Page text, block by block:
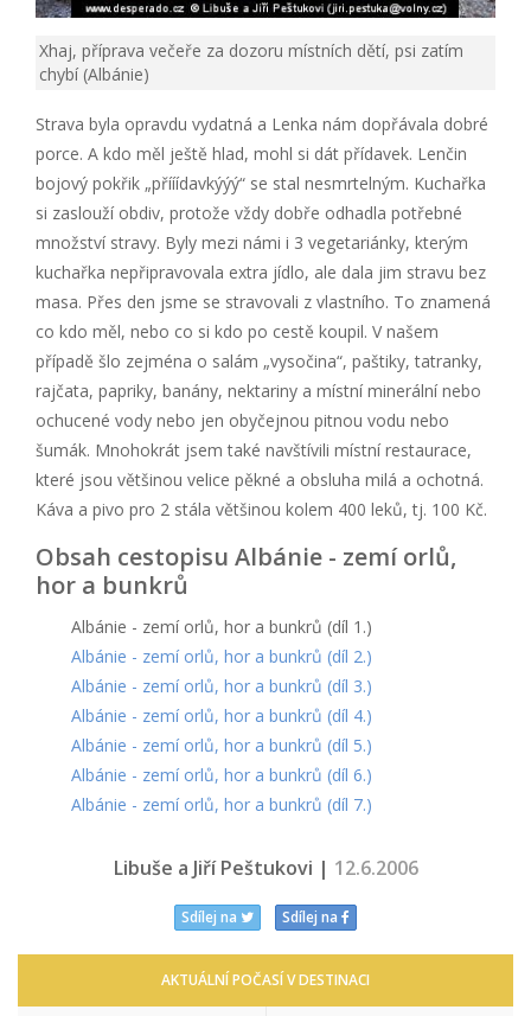
Xhaj, příprava večeře za dozoru místních dětí, psi zatím
chybí (Albánie)
Strava byla opravdu vydatná a Lenka nám dopřávala dobré
porce. A kdo měl ještě hlad, mohl si dát přídavek. Lenčin
bojový pokřik „přííídavkýýý“ se stal nesmrtelným. Kuchařka
si zaslouží obdiv, protože vždy dobře odhadla potřebné
množství stravy. Byly mezi námi i 3 vegetariánky, kterým
kuchařka nepřipravovala extra jídlo, ale dala jim stravu bez
masa. Přes den jsme se stravovali z vlastního. To znamená
co kdo měl, nebo co si kdo po cestě koupil. V našem
případě šlo zejména o salám „vysočina“, paštiky, tatranky,
rajčata, papriky, banány, nektariny a místní minerální nebo
ochucené vody nebo jen obyčejnou pitnou vodu nebo
šumák. Mnohokrát jsem také navštívili místní restaurace,
které jsou většinou velice pěkné a obsluha milá a ochotná.
Káva a pivo pro 2 stála většinou kolem 400 leků, tj. 100 Kč.
Obsah cestopisu Albánie - zemí orlů,
hor a bunkrů
Albánie - zemí orlů, hor a bunkrů (díl 1.)
Albánie - zemí orlů, hor a bunkrů (díl 2.)
Albánie - zemí orlů, hor a bunkrů (díl 3.)
Albánie - zemí orlů, hor a bunkrů (díl 4.)
Albánie - zemí orlů, hor a bunkrů (díl 5.)
Albánie - zemí orlů, hor a bunkrů (díl 6.)
Albánie - zemí orlů, hor a bunkrů (díl 7.)
Libuše a Jiří Peštukovi | 12.6.2006
Sdílej na Sdílej na
AKTUÁLNÍ POČASÍ V DESTINACI